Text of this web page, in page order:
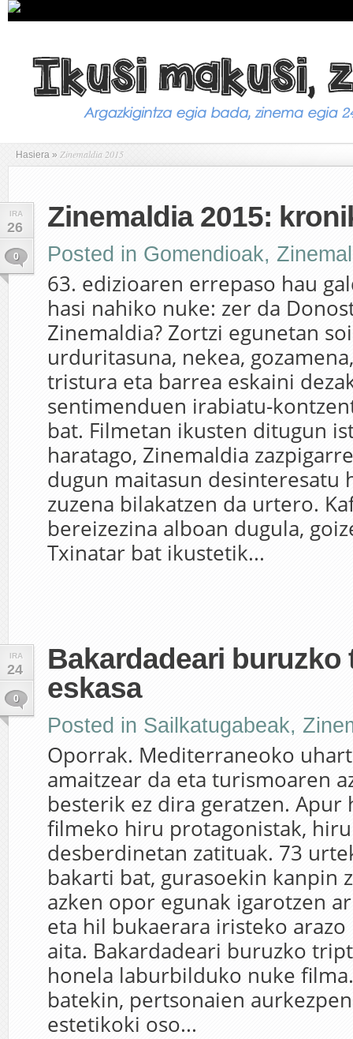
Hasiera » Zinemaldia 2015
IRA
26
0
Zinemaldia 2015:
Posted in Gomendioak,
63. edizioaren errepaso hau
hasi nahiko nuke: zer da
Zinemaldia? Zortzi egunetan
urduritasuna, nekea,
tristura eta barrea eskaini
sentimenduen irabiatu-
bat. Filmetan ikusten ditugun
haratago, Zinemaldia
dugun maitasun desinteresatu
zuzena bilakatzen da urtero.
bereizezina alboan dugula,
Txinatar bat ikustetik...
IRA
24
0
Bakardadeari buruzko
eskasa
Posted in Sailkatugabeak,
Oporrak. Mediterraneoko
amaitzear da eta turismoaren
besterik ez dira geratzen.
filmeko hiru protagonistak,
desberdinetan zatituak. 73
bakarti bat, gurasoekin kanpin
azken opor egunak igarotzen
eta hil bukaerara iristeko
aita. Bakardadeari buruzko
honela laburbilduko nuke
batekin, pertsonaien
estetikoki oso...